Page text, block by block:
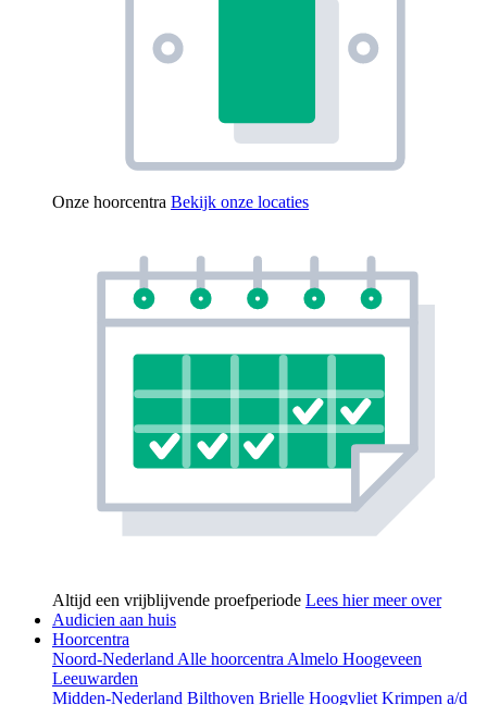
Onze hoorcentra Bekijk onze locaties
Altijd een vrijblijvende proefperiode Lees hier meer over
Audicien aan huis
Hoorcentra
Noord-NederlandAlle hoorcentraAlmelo Hoogeveen
Leeuwarden
Midden-Nederland Bilthoven Brielle HoogvlietKrimpen a/d